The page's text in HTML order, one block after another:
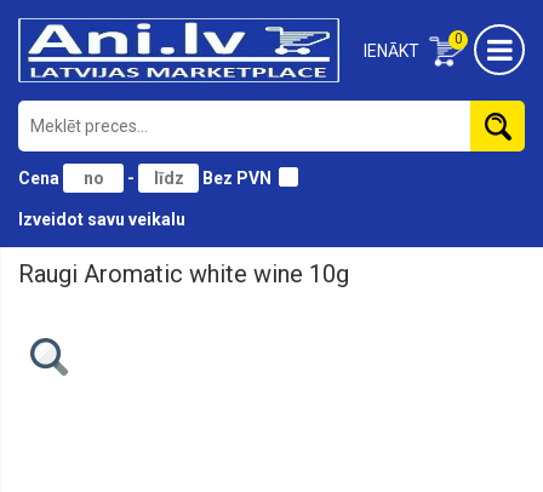
0
IENĀKT
Cena - Bez PVN
Izveidot savu veikalu
Alus
darīšana
Attīrīšanai
Augļu
Raugi Aromatic white wine 10g